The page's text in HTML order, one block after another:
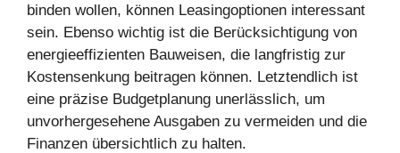
binden wollen, können Leasingoptionen interessant
sein. Ebenso wichtig ist die Berücksichtigung von
energieeffizienten Bauweisen, die langfristig zur
Kostensenkung beitragen können. Letztendlich ist
eine präzise Budgetplanung unerlässlich, um
unvorhergesehene Ausgaben zu vermeiden und die
Finanzen übersichtlich zu halten.